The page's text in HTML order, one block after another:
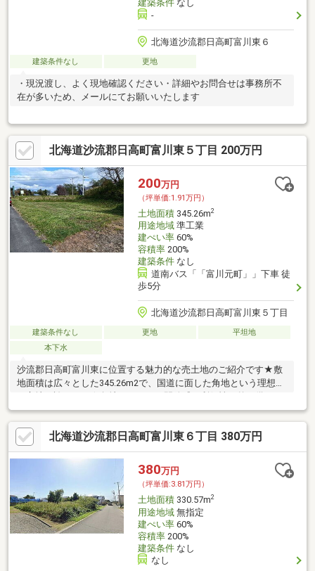
建築条件なし
-
北海道沙流郡日高町富川東６
建築条件なし 更地
・現況渡し、よく現地確認ください・詳細やお問合せは事務所不
在が多いため、メールにてお願いいたします
北海道沙流郡日高町富川東５丁目 200万円
200万円
（坪単価:1.91万円）
土地面積345.26m2
用途地域準工業
建ぺい率60%
容積率200%
建築条件なし
道南バス「「富川元町」」下車 徒
歩5分
北海道沙流郡日高町富川東５丁目
建築条件なし 更地
平坦地
本下水
沙流郡日高町富川東に位置する魅力的な売土地のご紹介です★敷
地面積は広々とした345.26m2で、国道に面した角地という理想的
います★
北海道沙流郡日高町富川東６丁目 380万円
380万円
（坪単価:3.81万円）
土地面積330.57m2
用途地域無指定
建ぺい率60%
容積率200%
建築条件なし
なし